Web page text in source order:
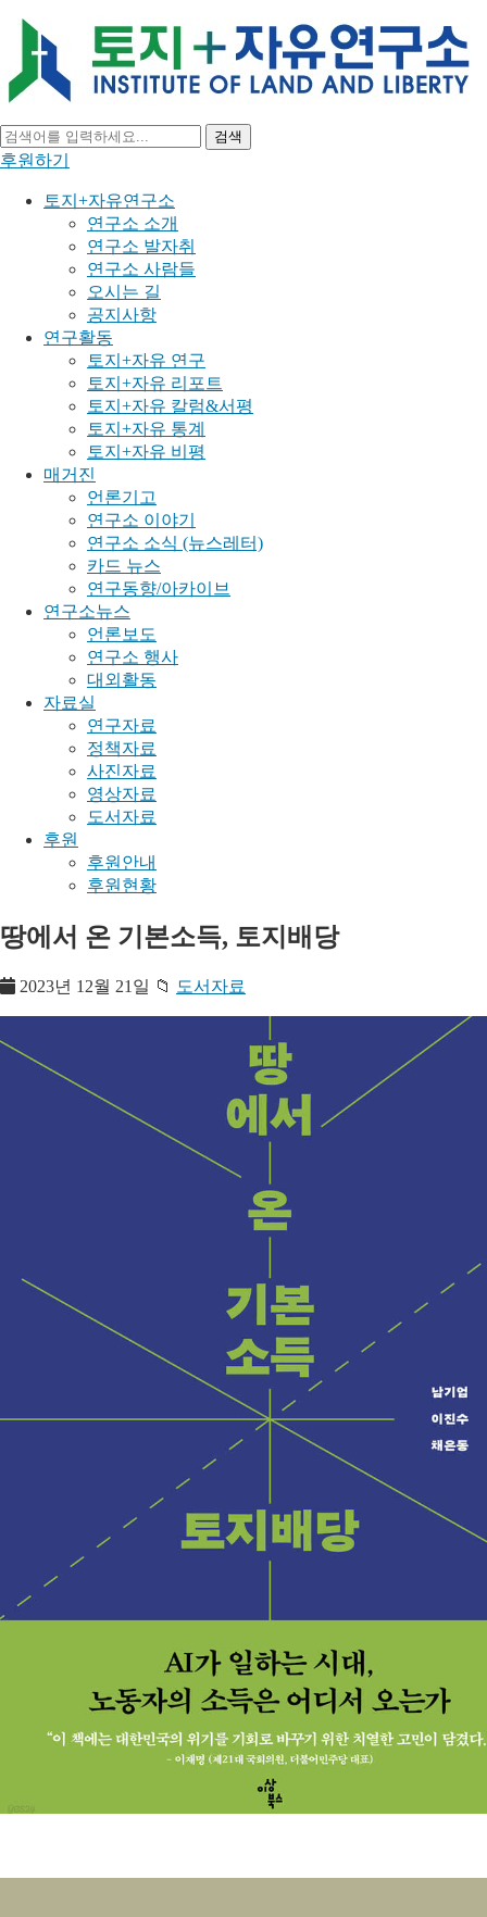
검색
후원하기
토지+자유연구소
연구소 소개
연구소 발자취
연구소 사람들
오시는 길
공지사항
연구활동
토지+자유 연구
토지+자유 리포트
토지+자유 칼럼&서평
토지+자유 통계
토지+자유 비평
매거진
언론기고
연구소 이야기
연구소 소식 (뉴스레터)
카드 뉴스
연구동향/아카이브
연구소뉴스
언론보도
연구소 행사
대외활동
자료실
연구자료
정책자료
사진자료
영상자료
도서자료
후원
후원안내
후원현황
땅에서 온 기본소득, 토지배당
2023년 12월 21일 📁 도서자료